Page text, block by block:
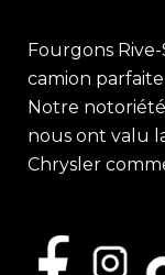
Fourgons
camion
Notre
nous ont valu
Chrysler